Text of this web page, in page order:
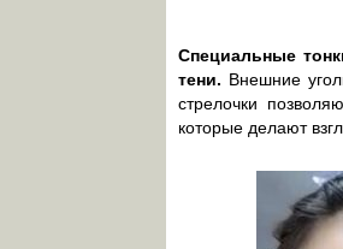
Специальные
тени. Внешние
стрелочки
которые делают